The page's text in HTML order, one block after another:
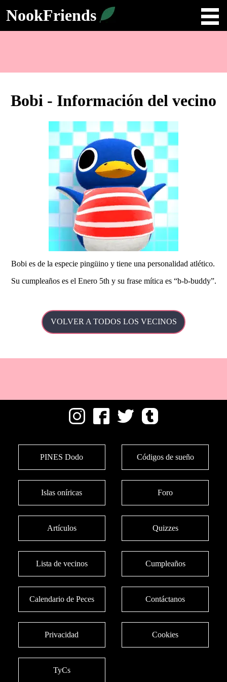
NookFriends
Bobi - Información del vecino
Bobi es de la especie pingüino y tiene una personalidad atlético.
Su cumpleaños es el Enero 5th y su frase mítica es b-b-buddy .
VOLVER A TODOS LOS VECINOS
PINES Dodo Códigos de sueño
Islas oníricas Foro
Artículos Quizzes
Lista de vecinos Cumpleaños
Calendario de Peces Contáctanos
Privacidad Cookies
TyCs